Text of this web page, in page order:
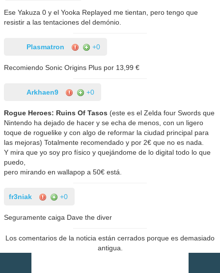
Ese Yakuza 0 y el Yooka Replayed me tientan, pero tengo que
resistir a las tentaciones del demónio.
Plasmatron +0
Recomiendo Sonic Origins Plus por 13,99 €
Arkhaen9 +0
Rogue Heroes: Ruins Of Tasos (este es el Zelda four Swords que
Nintendo ha dejado de hacer y se echa de menos, con un ligero
toque de roguelike y con algo de reformar la ciudad principal para
las mejoras) Totalmente recomendado y por 2€ que no es nada.
Y mira que yo soy pro físico y quejándome de lo digital todo lo que
puedo,
pero mirando en wallapop a 50€ está.
fr3niak +0
Seguramente caiga Dave the diver
Los comentarios de la noticia están cerrados porque es demasiado
antigua.